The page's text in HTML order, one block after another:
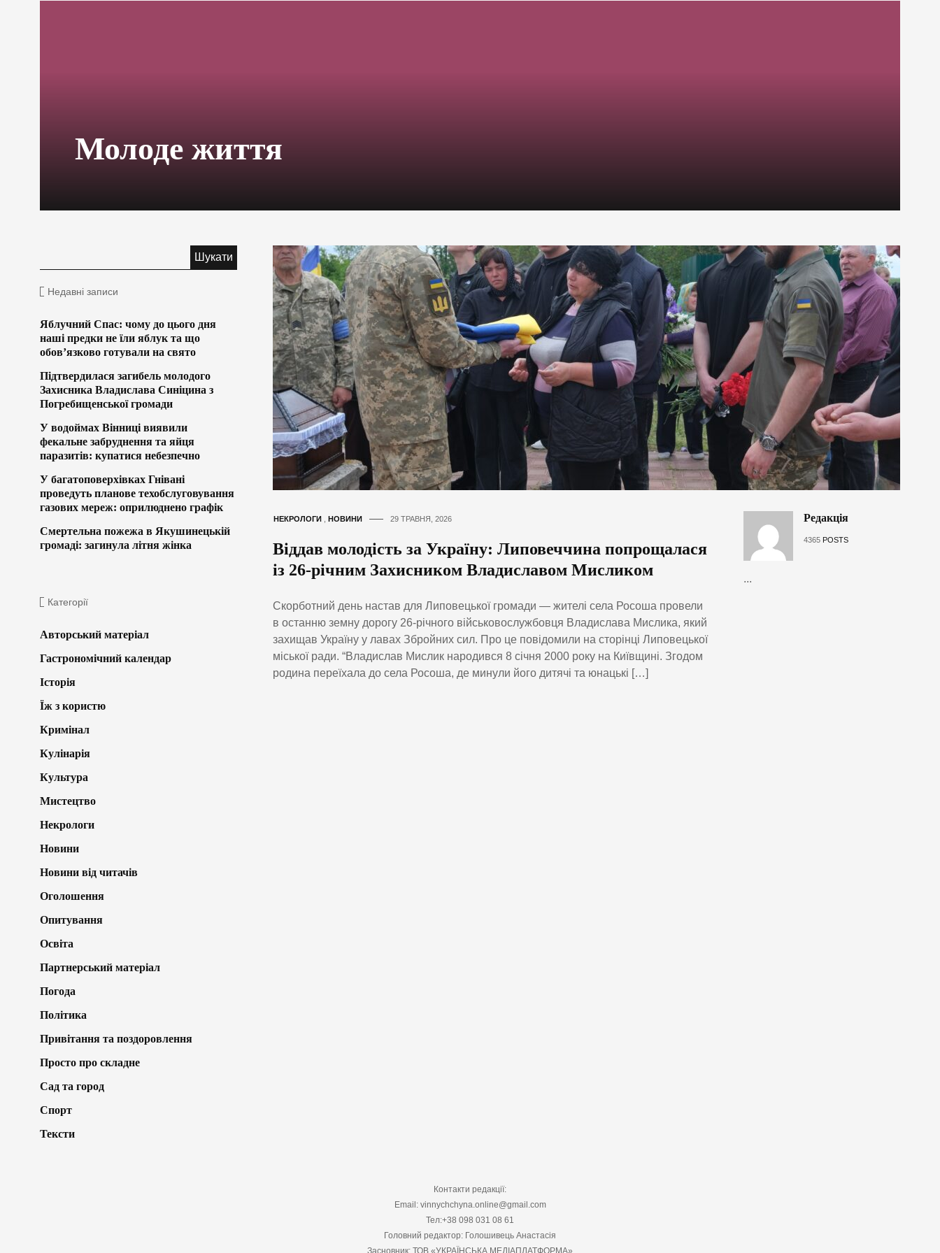
Молоде життя
НЕКРОЛОГИ, НОВИНИ 29 ТРАВНЯ, 2026
Віддав молодість за Україну: Липовеччина попрощалася
із 26-річним Захисником Владиславом Мисликом
Скорботний день настав для Липовецької громади — жителі села Росоша провели
в останню земну дорогу 26-річного військовослужбовця Владислава Мислика, який
захищав Україну у лавах Збройних сил. Про це повідомили на сторінці Липовецької
міської ради. “Владислав Мислик народився 8 січня 2000 року на Київщині. Згодом
родина переїхала до села Росоша, де минули його дитячі та юнацькі […]
Редакція
4365 POSTS
...
Недавні записи
Яблучний Спас: чому до цього дня
наші предки не їли яблук та що
обов’язково готували на свято
Підтвердилася загибель молодого
Захисника Владислава Синіцина з
Погребищенської громади
У водоймах Вінниці виявили
фекальне забруднення та яйця
паразитів: купатися небезпечно
У багатоповерхівках Гнівані
проведуть планове техобслуговування
газових мереж: оприлюднено графік
Смертельна пожежа в Якушинецькій
громаді: загинула літня жінка
Категорії
Авторський матеріал
Гастрономічний календар
Історія
Їж з користю
Кримінал
Кулінарія
Культура
Мистецтво
Некрологи
Новини
Новини від читачів
Оголошення
Опитування
Освіта
Партнерський матеріал
Погода
Політика
Привітання та поздоровлення
Просто про складне
Сад та город
Спорт
Тексти
Контакти редакції:
Email: vinnychchyna.online@gmail.com
Тел:+38 098 031 08 61
Головний редактор: Голошивець Анастасія
Засновник: ТОВ «УКРАЇНСЬКА МЕДІАПЛАТФОРМА»